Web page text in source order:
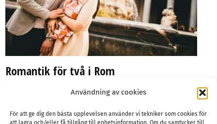
Användning av cookies
För att ge dig den bästa upplevelsen använder vi tekniker som cookies för
att lagra och/eller få tillgång till enhetsinformation. Om du samtycker till
Romantik för två i Rom
Det är inte utan anledning som många kärlekshistorier
romantiken mellan de smala…